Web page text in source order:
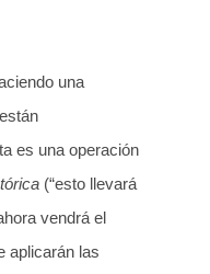
una
es una operación
(“esto llevará
vendrá el
aplicarán las